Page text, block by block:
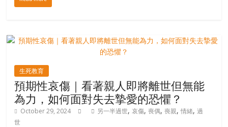
生死教育
預期性哀傷｜看著親人即將離世但無能
為力，如何面對失去摯愛的恐懼？
October 29, 2024 另一半過世,哀傷,喪偶,喪親,情緒, 過
世